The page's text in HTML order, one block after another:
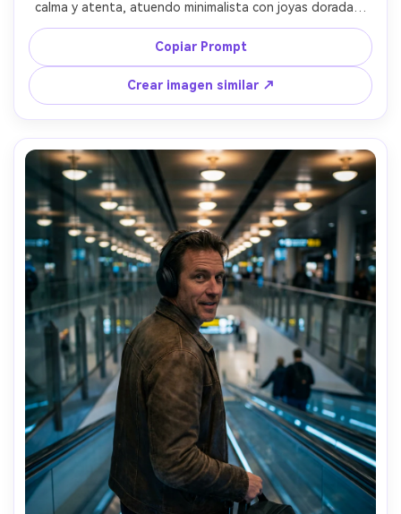
calma y atenta, atuendo minimalista con joyas doradas,
fondo de seguridad desenfocado y neutro, simulación de
luz de softbox con brillos suaves en los ojos, Nikon D850,
85mm f/1.8, composición cerrada, ángulo a la altura de los
ojos, ambiente editorial pulcro, poros realistas, sombras
naturales, enfoque nítido, alta resolución, gradación
cálida sutil --ar 4:5
Copiar Prompt
Crear imagen similar ↗